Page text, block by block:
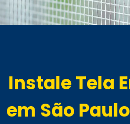
Instale Tela
em São